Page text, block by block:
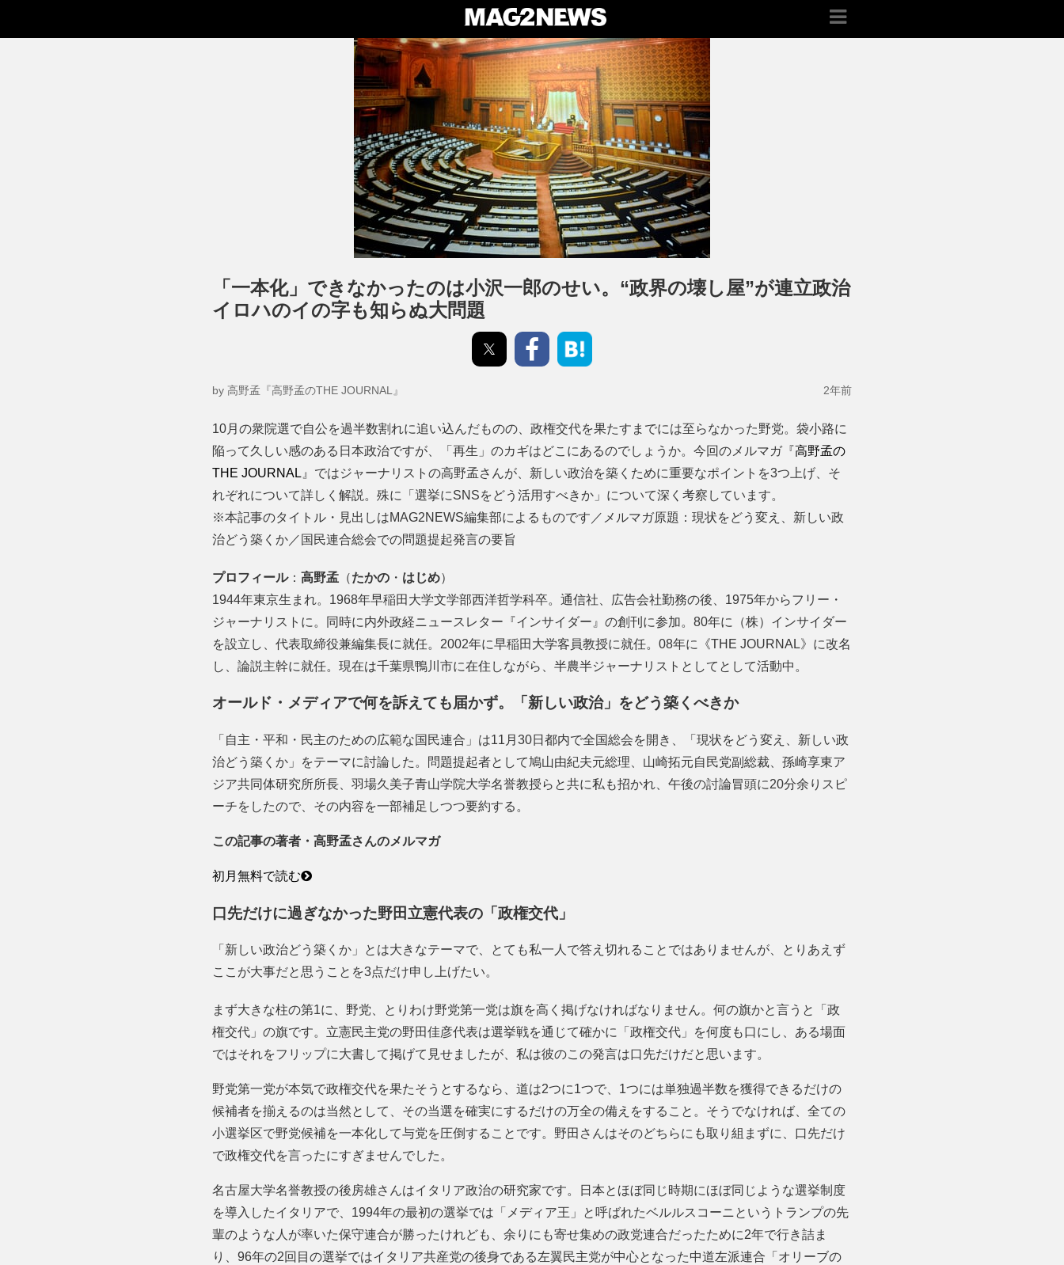
「一本化」できなかったのは小沢一郎のせい。“政界の壊し屋”が連立政治
イロハのイの字も知らぬ大問題
by 高野孟『高野孟のTHE JOURNAL』 2年前
10月の衆院選で自公を過半数割れに追い込んだものの、政権交代を果たすまでには至らなかった野党。袋小路に
陥って久しい感のある日本政治ですが、「再生」のカギはどこにあるのでしょうか。今回のメルマガ『高野孟の
THE JOURNAL 』ではジャーナリストの高野孟さんが、新しい政治を築くために重要なポイントを3つ上げ、そ
れぞれについて詳しく解説。殊に「選挙にSNSをどう活用すべきか」について深く考察しています。
※本記事のタイトル・見出しはMAG2NEWS編集部によるものです／メルマガ原題：現状をどう変え、新しい政
治どう築くか／国民連合総会での問題提起発言の要旨
プロフィール： 高野孟 （たかの ・ はじめ）
1944年東京生まれ。1968年早稲田大学文学部西洋哲学科卒。通信社、広告会社勤務の後、1975年からフリー・
ジャーナリストに。同時に内外政経ニュースレター『インサイダー』の創刊に参加。80年に（株）インサイダー
を設立し、代表取締役兼編集長に就任。2002年に早稲田大学客員教授に就任。08年に《THE JOURNAL》に改名
し、論説主幹に就任。現在は千葉県鴨川市に在住しながら、半農半ジャーナリストとしてとして活動中。
オールド・メディアで何を訴えても届かず。「新しい政治」をどう築くべきか
「自主・平和・民主のための広範な国民連合」は11月30日都内で全国総会を開き、「現状をどう変え、新しい政
治どう築くか」をテーマに討論した。問題提起者として鳩山由紀夫元総理、山崎拓元自民党副総裁、孫崎享東ア
ジア共同体研究所所長、羽場久美子青山学院大学名誉教授らと共に私も招かれ、午後の討論冒頭に20分余りスピ
ーチをしたので、その内容を一部補足しつつ要約する。
この記事の著者・高野孟さんのメルマガ
初月無料で読む
口先だけに過ぎなかった野田立憲代表の「政権交代」
「新しい政治どう築くか」とは大きなテーマで、とても私一人で答え切れることではありませんが、とりあえず
ここが大事だと思うことを3点だけ申し上げたい。
まず大きな柱の第1に、野党、とりわけ野党第一党は旗を高く掲げなければなりません。何の旗かと言うと「政
権交代」の旗です。立憲民主党の野田佳彦代表は選挙戦を通じて確かに「政権交代」を何度も口にし、ある場面
ではそれをフリップに大書して掲げて見せましたが、私は彼のこの発言は口先だけだと思います。
野党第一党が本気で政権交代を果たそうとするなら、道は2つに1つで、1つには単独過半数を獲得できるだけの
候補者を揃えるのは当然として、その当選を確実にするだけの万全の備えをすること。そうでなければ、全ての
小選挙区で野党候補を一本化して与党を圧倒することです。野田さんはそのどちらにも取り組まずに、口先だけ
で政権交代を言ったにすぎませんでした。
名古屋大学名誉教授の後房雄さんはイタリア政治の研究家です。日本とほぼ同じ時期にほぼ同じような選挙制度
を導入したイタリアで、1994年の最初の選挙では「メディア王」と呼ばれたベルルスコーニというトランプの先
輩のような人が率いた保守連合が勝ったけれども、余りにも寄せ集めの政党連合だったために2年で行き詰ま
り、96年の2回目の選挙ではイタリア共産党の後身である左翼民主党が中心となった中道左派連合「オリーブの